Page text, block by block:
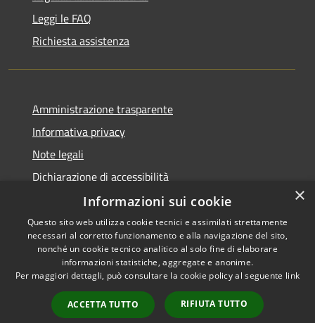
Leggi le FAQ
Richiesta assistenza
Amministrazione trasparente
Informativa privacy
Note legali
Dichiarazione di accessibilità
Accessibilità
Privacy
Mappa del sito
Copyright © 2026 • Comune di
Carloforte • Powered by
Municipium•Accesso
redazione
×
Informazioni sui cookie
Questo sito web utilizza cookie tecnici e assimilati strettamente
necessari al corretto funzionamento e alla navigazione del sito,
nonché un cookie tecnico analitico al solo fine di elaborare
informazioni statistiche, aggregate e anonime.
Per maggiori dettagli, può consultare la cookie policy al seguente link
ACCETTA TUTTO RIFIUTA TUTTO